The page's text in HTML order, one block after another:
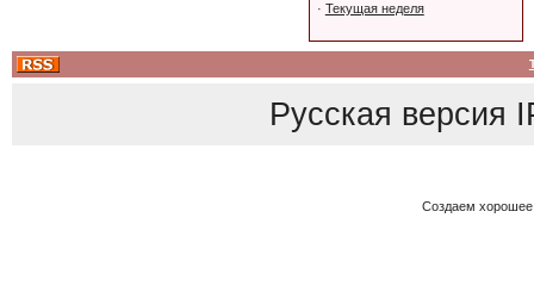
· Текущая неделя
Русская версия
Создаем